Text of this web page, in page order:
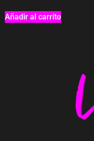
Añadir al carrito